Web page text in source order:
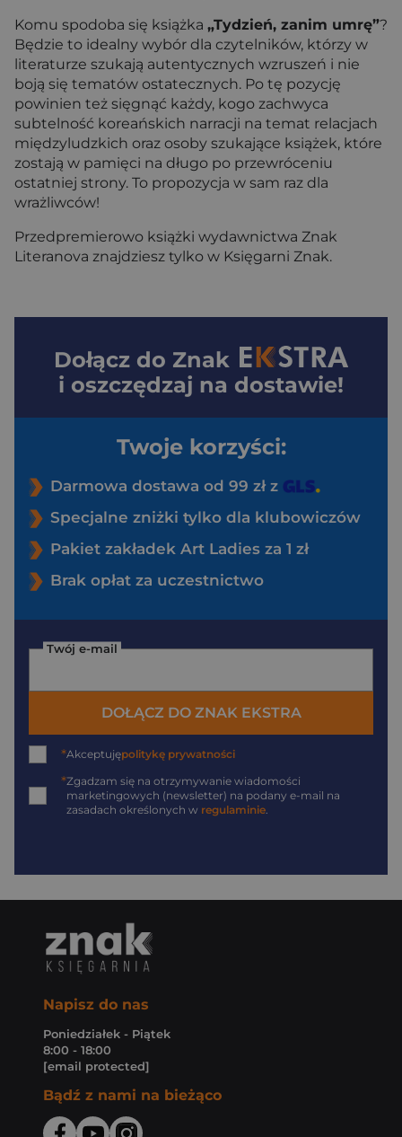
Komu spodoba się książka „Tydzień, zanim umrę”?
Będzie to idealny wybór dla czytelników, którzy w
literaturze szukają autentycznych wzruszeń i nie
boją się tematów ostatecznych. Po tę pozycję
powinien też sięgnąć każdy, kogo zachwyca
subtelność koreańskich narracji na temat relacjach
międzyludzkich oraz osoby szukające książek, które
zostają w pamięci na długo po przewróceniu
ostatniej strony. To propozycja w sam raz dla
wrażliwców!
Przedpremierowo książki wydawnictwa Znak
Literanova znajdziesz tylko w Księgarni Znak.
Dołącz do Znak
i oszczędzaj na dostawie!
Twoje korzyści:
Darmowa dostawa od 99 zł z
Specjalne zniżki tylko dla klubowiczów
Pakiet zakładek Art Ladies za 1 zł
Brak opłat za uczestnictwo
Twój e-mail
DOŁĄCZ DO ZNAK EKSTRA
*Akceptujępolitykę prywatności
*Zgadzam się na otrzymywanie wiadomości
marketingowych (newsletter) na podany e-mail na
zasadach określonych w regulaminie
Napisz do nas
Poniedziałek - Piątek
8:00 - 18:00
[email protected]
Bądź z nami na bieżąco